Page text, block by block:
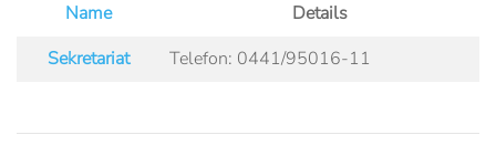
Kontakte,
Name
Details
Sekretariat
Telefon: 0441/95016-11